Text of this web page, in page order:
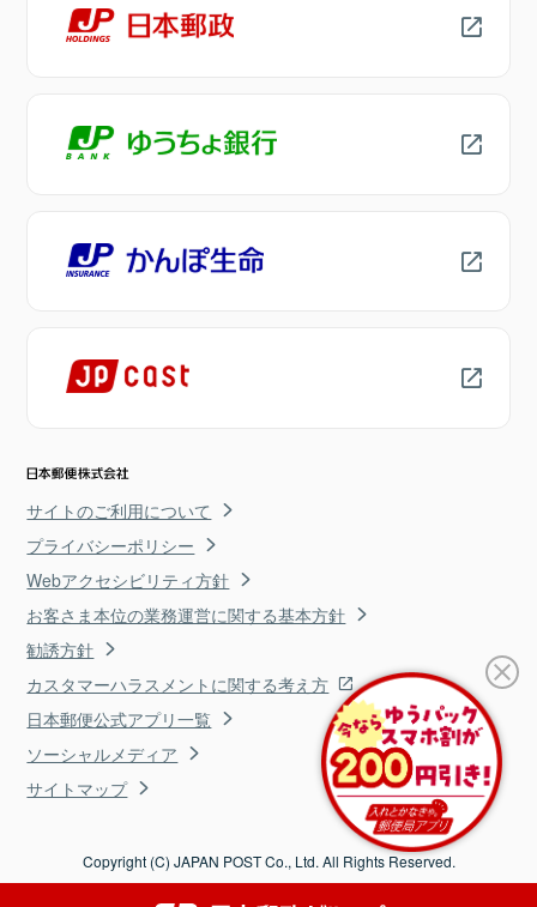
サイトのご利用について
プライバシーポリシー
Webアクセシビリティ方針
お客さま本位の業務運営に関する基本方針
勧誘方針
カスタマーハラスメントに関する考え方
日本郵便公式アプリ一覧
ソーシャルメディア
サイトマップ
Copyright (C) JAPAN POST Co., Ltd. All Rights Reserved.